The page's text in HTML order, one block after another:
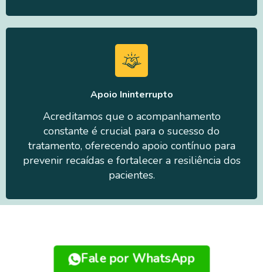
Apoio Ininterrupto
Acreditamos que o acompanhamento
constante é crucial para o sucesso do
tratamento, oferecendo apoio contínuo para
prevenir recaídas e fortalecer a resiliência dos
pacientes.
Fale por WhatsApp